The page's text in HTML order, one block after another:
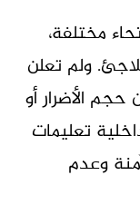
مختلفة،
ولم تعلن
الأضرار أو
تعليمات
وعدم